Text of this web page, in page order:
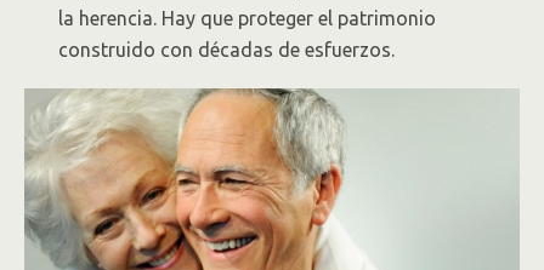
la herencia. Hay que proteger el patrimonio
construido con décadas de esfuerzos.